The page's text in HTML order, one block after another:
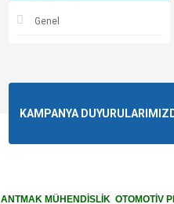
Genel
KAMPANYA
ANTMAK MÜHENDİSLİK OTOMOTİV